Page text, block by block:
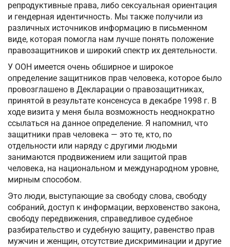
репродуктивные права, либо сексуальная ориентация
и гендерная идентичность. Мы также получили из
различных источников информацию в письменном
виде, которая помогла нам лучше понять положение
правозащитников и широкий спектр их деятельности.
У ООН имеется очень обширное и широкое
определение защитников прав человека, которое было
провозглашено в Декларации о правозащитниках,
принятой в результате консенсуса в декабре 1998 г. В
ходе визита у меня была возможность неоднократно
ссылаться на данное определение. Я напомнил, что
защитники прав человека — это те, кто, по
отдельности или наряду с другими людьми
занимаются продвижением или защитой прав
человека, на национальном и международном уровне,
мирным способом.
Это люди, выступающие за свободу слова, свободу
собраний, доступ к информации, верховенство закона,
свободу передвижения, справедливое судебное
разбирательство и судебную защиту, равенство прав
мужчин и женщин, отсутствие дискриминации и другие